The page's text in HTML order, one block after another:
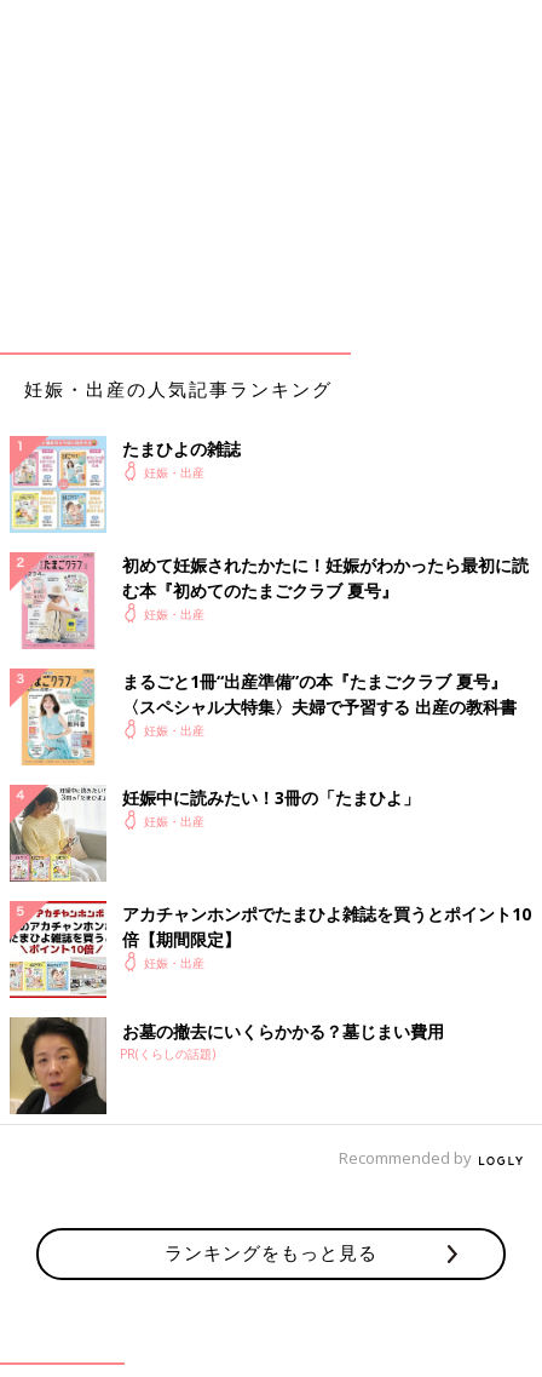
【母方の実家がする地域も】
実家がするという風習があります。腹帯を購入して戌の日に神社
に持参し、安産の祈祷をしてもらいました。必要だった費用は実
家が出してくれました。
【行きませんでした】
現在2人目を妊娠中ですが、上の子のときも今回も戌の日参りは
しませんでした。夫婦、両家族みんな信心深くないので、話にも
あがらなかったし、気にもしませんでした。でも無事に出産しま
したよ。
【戌の日以前に、安産祈願!？】
戌の日よりも前に有名どころを何カ所か回って安産祈願で参拝し
ていました。そのせいか、戌の日すぎるときにはもういいかなっ
てなってしまって、行きませんでした。
【コロナ禍を避けるため、郵送で祈祷】
コロナの感染拡大とつわりがひどくて行けませんでした。夫に行
ってもらおうかと思ったけど仕事の都合がつかず、結局、郵送の
祈祷にしました。
【１人目で行けなかったから、今回は行きたい】
行くつもりです。妊娠5カ月目の戌の日にはこだわらず、コロナ
感染者が少しでも減った頃に行こうかなと様子を見ています。
妊娠中でも運動をしてリラックス
妊娠・出産の人気記事ランキング
たまひよの雑誌
妊娠・出産
初めて妊娠されたかたに！妊娠がわかったら最初に読
む本『初めてのたまごクラブ 夏号』
妊娠・出産
まるごと1冊“出産準備”の本『たまごクラブ 夏号』
〈スペシャル大特集〉夫婦で予習する 出産の教科書
妊娠・出産
妊娠中に読みたい！3冊の「たまひよ」
妊娠・出産
アカチャンホンポでたまひよ雑誌を買うとポイント10
倍【期間限定】
妊娠・出産
お墓の撤去にいくらかかる？墓じまい費用
PR(くらしの話題)
Recommended by
ランキングをもっと見る